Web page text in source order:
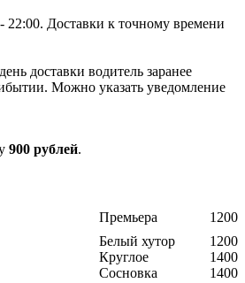
22:00. Доставки к точному времени
доставки водитель заранее
Можно указать уведомление
900 рублей.
Премьера
1200
Белый хутор
1200
Круглое
1400
Сосновка
1400